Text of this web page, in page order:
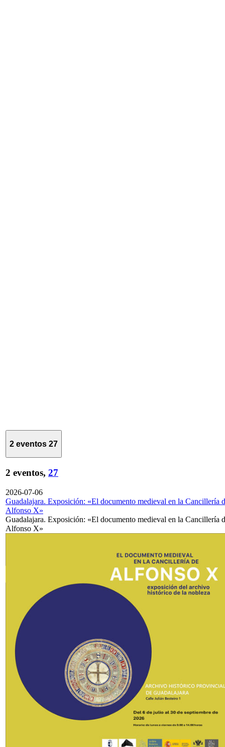
2 eventos 27
2 eventos, 27
2026-07-06
Guadalajara. Exposición: «El documento medieval en la Cancillería
Alfonso X»
Guadalajara. Exposición: «El documento medieval en la Cancillería
Alfonso X»